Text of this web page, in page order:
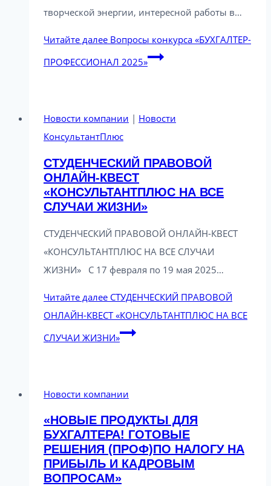
творческой энергии, интересной работы в…
Читайте далее Вопросы конкурса «БУХГАЛТЕР-
ПРОФЕССИОНАЛ 2025»
Новости компании | Новости
КонсультантПлюс
СТУДЕНЧЕСКИЙ ПРАВОВОЙ
ОНЛАЙН-КВЕСТ
«КОНСУЛЬТАНТПЛЮС НА ВСЕ
СЛУЧАИ ЖИЗНИ»
СТУДЕНЧЕСКИЙ ПРАВОВОЙ ОНЛАЙН-КВЕСТ
«КОНСУЛЬТАНТПЛЮС НА ВСЕ СЛУЧАИ
ЖИЗНИ» С 17 февраля по 19 мая 2025…
Читайте далее СТУДЕНЧЕСКИЙ ПРАВОВОЙ
ОНЛАЙН-КВЕСТ «КОНСУЛЬТАНТПЛЮС НА ВСЕ
СЛУЧАИ ЖИЗНИ»
Новости компании
«НОВЫЕ ПРОДУКТЫ ДЛЯ
БУХГАЛТЕРА! ГОТОВЫЕ
РЕШЕНИЯ (ПРОФ)ПО НАЛОГУ НА
ПРИБЫЛЬ И КАДРОВЫМ
ВОПРОСАМ»